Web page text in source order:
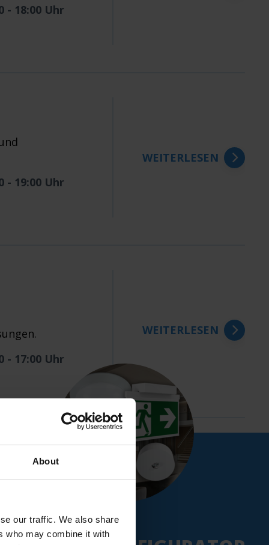
About
our traffic. We also share
who may combine it with
NEU:
- 18:00 Uhr
- 19:00 Uhr
WEITERLESEN
- 17:00 Uhr
WEITERLESEN
WEITERLESEN